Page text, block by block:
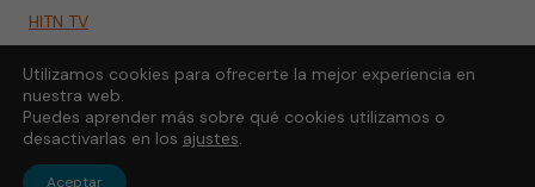
HITN TV
HITN.ORG
HITN GO
Utilizamos cookies para ofrecerte la mejor experiencia en
nuestra web.
Puedes aprender más sobre qué cookies utilizamos o
desactivarlas en los ajustes.
Aceptar